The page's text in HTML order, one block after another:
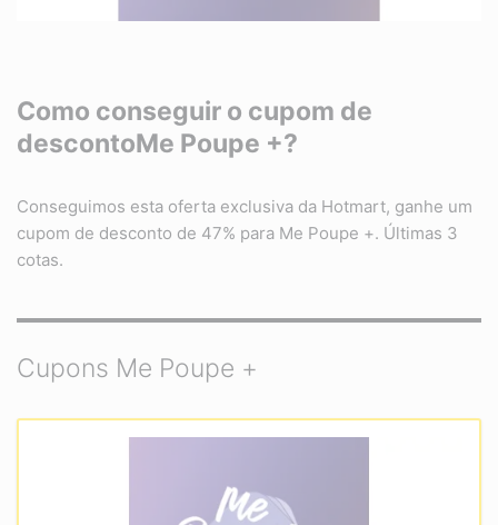
Como conseguir o cupom de
descontoMe Poupe +?
Conseguimos esta oferta exclusiva da Hotmart, ganhe um
cupom de desconto de 47% para Me Poupe +. Últimas 3
cotas.
Cupons Me Poupe +